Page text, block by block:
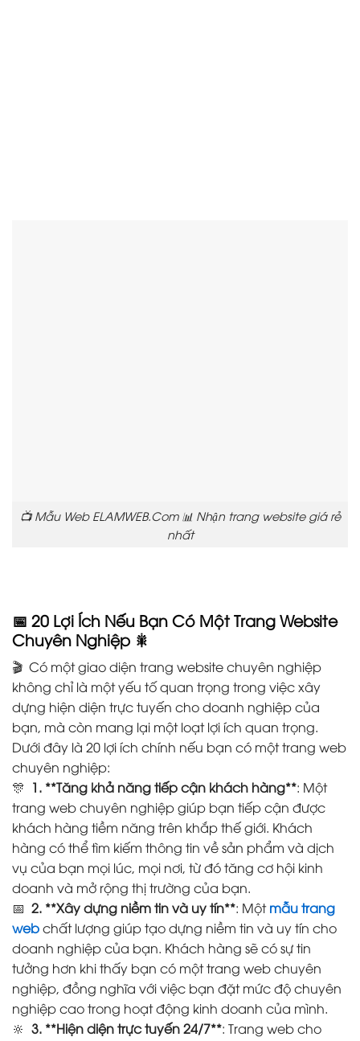
📺 Mẫu Web ELAMWEB.Com 📊 Nhận trang website giá rẻ
nhất
📅 20 Lợi Ích Nếu Bạn Có Một Trang Website
Chuyên Nghiệp 🎇
🎬 Có một giao diện trang website chuyên nghiệp
không chỉ là một yếu tố quan trọng trong việc xây
dựng hiện diện trực tuyến cho doanh nghiệp của
bạn, mà còn mang lại một loạt lợi ích quan trọng.
Dưới đây là 20 lợi ích chính nếu bạn có một trang web
chuyên nghiệp:
🎊 1. **Tăng khả năng tiếp cận khách hàng**: Một
trang web chuyên nghiệp giúp bạn tiếp cận được
khách hàng tiềm năng trên khắp thế giới. Khách
hàng có thể tìm kiếm thông tin về sản phẩm và dịch
vụ của bạn mọi lúc, mọi nơi, từ đó tăng cơ hội kinh
doanh và mở rộng thị trường của bạn.
📅 2. **Xây dựng niềm tin và uy tín**: Mộtmẫu trang
webchất lượng giúp tạo dựng niềm tin và uy tín cho
doanh nghiệp của bạn. Khách hàng sẽ có sự tin
tưởng hơn khi thấy bạn có một trang web chuyên
nghiệp, đồng nghĩa với việc bạn đặt mức độ chuyên
nghiệp cao trong hoạt động kinh doanh của mình.
🔆 3. **Hiện diện trực tuyến 24/7**: Trang web cho